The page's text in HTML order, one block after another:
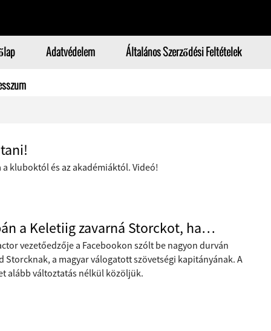
Adatvédelem Általános Szerződési Feltételek
kluboktól és az akadémiáktól. Videó!
a Keletiig zavarná Storckot, ha…
vezetőedzője a Facebookon szólt be nagyon durván
Storcknak, a magyar válogatott szövetségi kapitányának. A
alább változtatás nélkül közöljük.